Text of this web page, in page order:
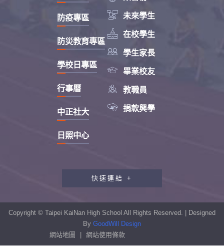
 未來學生
 在校學生
 學生家長
 畢業校友
 教職員
 捐款興學
防疫專區
防災教育專區
學校日專區
行事曆
中正社大
日照中心
快速連結 +
教職員工研習專區
性別平等教育專區
學生申訴及再申訴制度
Copyright © Taipei KaiNan High School All Rights Reserved. | Designed
By GoodWill Design
網站地圖
網站使用條款